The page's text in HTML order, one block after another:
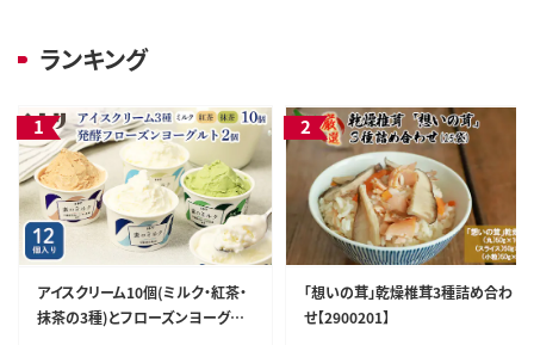
ランキング
アイスクリーム10個(ミルク・紅茶・
抹茶の3種)とフローズンヨーグル
「想いの茸」乾燥椎茸3種詰め合わ
せ【2900201】